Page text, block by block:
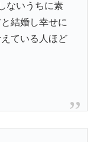
ないうちに素
結婚し幸せに
ている人ほど